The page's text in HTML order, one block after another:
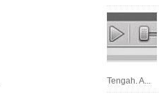
Tengah. A...